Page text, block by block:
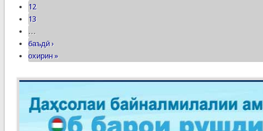
12
13
…
баъдӣ ›
охирин »